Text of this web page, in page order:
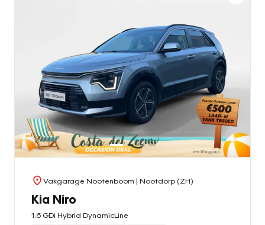
Vakgarage Nootenboom | Nootdorp (ZH)
Kia Niro
1.6 GDi Hybrid DynamicLine